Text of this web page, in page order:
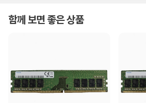
함께 보면 좋은 상품